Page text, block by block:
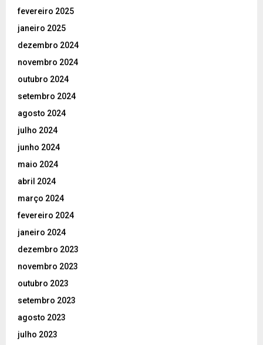
fevereiro 2025
janeiro 2025
dezembro 2024
novembro 2024
outubro 2024
setembro 2024
agosto 2024
julho 2024
junho 2024
maio 2024
abril 2024
março 2024
fevereiro 2024
janeiro 2024
dezembro 2023
novembro 2023
outubro 2023
setembro 2023
agosto 2023
julho 2023